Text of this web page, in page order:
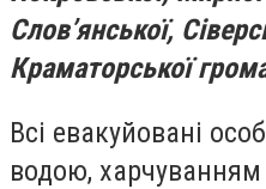
Слов’янської,
Краматорської
Всі евакуйовані
водою, харчуванням